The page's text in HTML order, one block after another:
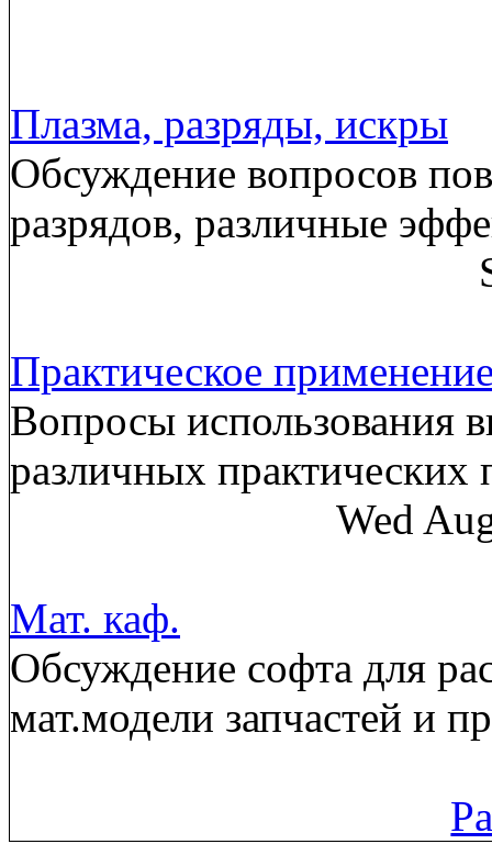
Плазма, разряды, искры
Обсуждение вопросов
разрядов, различные
Практическое
Вопросы использования
различных практических
Wed
Мат. каф.
Обсуждение софта для
мат.модели запчастей и